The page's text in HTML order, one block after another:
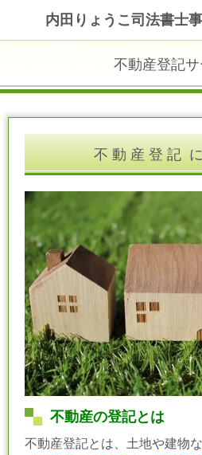
内田りょうこ司法書士
不動産登記
不 動 産 登 記
不動産の登記とは
不動産登記とは、土地や建物